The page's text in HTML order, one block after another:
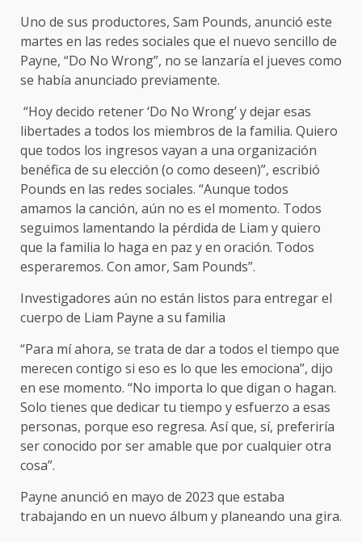
Uno de sus productores, Sam Pounds, anunció este
martes en las redes sociales que el nuevo sencillo de
Payne, “Do No Wrong”, no se lanzaría el jueves como
se había anunciado previamente.
“Hoy decido retener ‘Do No Wrong’ y dejar esas
libertades a todos los miembros de la familia. Quiero
que todos los ingresos vayan a una organización
benéfica de su elección (o como deseen)”, escribió
Pounds en las redes sociales. “Aunque todos
amamos la canción, aún no es el momento. Todos
seguimos lamentando la pérdida de Liam y quiero
que la familia lo haga en paz y en oración. Todos
esperaremos. Con amor, Sam Pounds”.
Investigadores aún no están listos para entregar el
cuerpo de Liam Payne a su familia
“Para mí ahora, se trata de dar a todos el tiempo que
merecen contigo si eso es lo que les emociona”, dijo
en ese momento. “No importa lo que digan o hagan.
Solo tienes que dedicar tu tiempo y esfuerzo a esas
personas, porque eso regresa. Así que, sí, preferiría
ser conocido por ser amable que por cualquier otra
cosa”.
Payne anunció en mayo de 2023 que estaba
trabajando en un nuevo álbum y planeando una gira.